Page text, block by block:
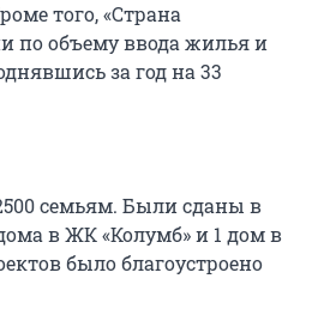
того, «Страна
по объему ввода жилья и
за год на 33
семьям. Были сданы в
в ЖК «Колумб» и 1 дом в
было благоустроено